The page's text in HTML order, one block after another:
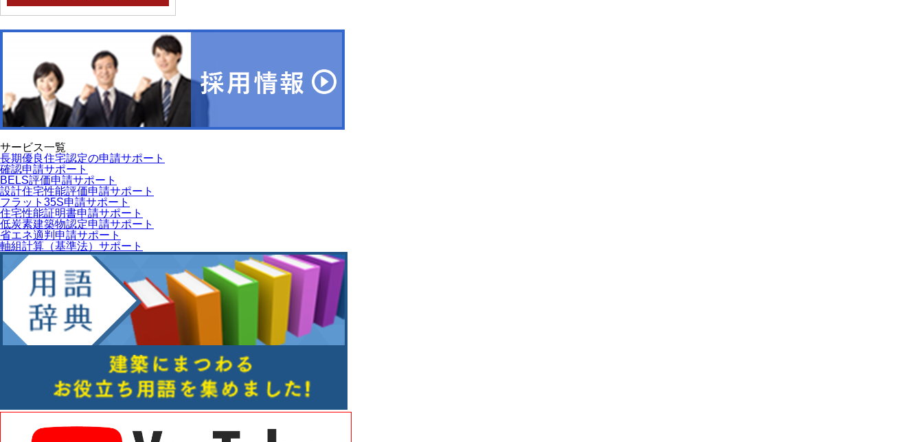
サービス一覧
長期優良住宅認定の申請サポート
確認申請サポート
BELS評価申請サポート
設計住宅性能評価申請サポート
フラット35S申請サポート
住宅性能証明書申請サポート
低炭素建築物認定申請サポート
省エネ適判申請サポート
軸組計算（基準法）サポート